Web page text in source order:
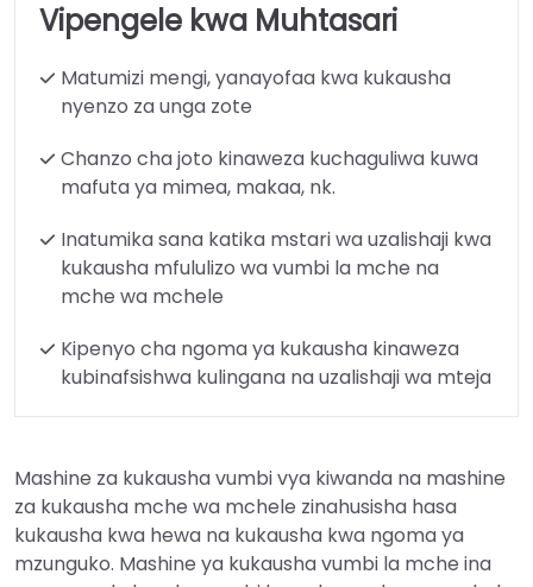
Vipengele kwa Muhtasari
Matumizi mengi, yanayofaa kwa kukausha
nyenzo za unga zote
Chanzo cha joto kinaweza kuchaguliwa kuwa
mafuta ya mimea, makaa, nk.
Inatumika sana katika mstari wa uzalishaji kwa
kukausha mfululizo wa vumbi la mche na
mche wa mchele
Kipenyo cha ngoma ya kukausha kinaweza
kubinafsishwa kulingana na uzalishaji wa mteja
Mashine za kukausha vumbi vya kiwanda na mashine
za kukausha mche wa mchele zinahusisha hasa
kukausha kwa hewa na kukausha kwa ngoma ya
mzunguko. Mashine ya kukausha vumbi la mche ina